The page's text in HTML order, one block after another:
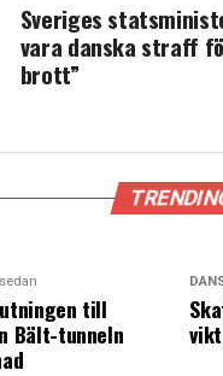
Sveriges
vara danska straff
brott”
till
Bält-tunneln